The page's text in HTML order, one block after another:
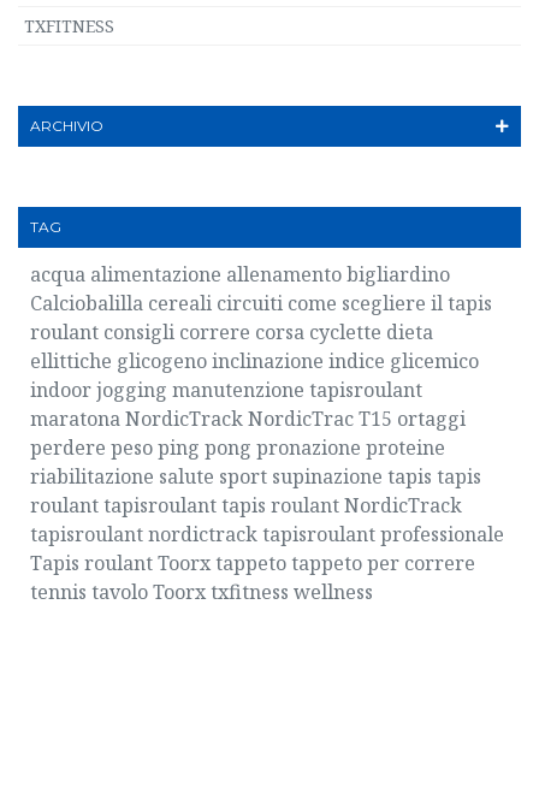
TXFITNESS
ARCHIVIO
TAG
acqua alimentazione allenamentobigliardino
Calciobalilla cereali circuiti come scegliere il tapis
roulant consigli correre corsa cyclette dieta
ellittiche glicogenoinclinazione indice glicemico
indoorjogging manutenzione tapisroulant
maratonaNordicTrackNordicTrac T15 ortaggi
perdere pesoping pong pronazione proteine
riabilitazione salute sport supinazione tapis tapis
roulanttapisroulanttapis roulant NordicTrack
tapisroulant nordictracktapisroulant professionale
Tapis roulant Toorxtappetotappeto per correre
tennis tavoloToorxtxfitness wellness